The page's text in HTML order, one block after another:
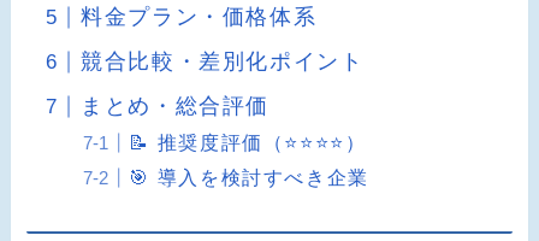
料金プラン・価格体系
競合比較・差別化ポイント
まとめ・総合評価
📝 推奨度評価（⭐️⭐️⭐️⭐️）
🎯 導入を検討すべき企業